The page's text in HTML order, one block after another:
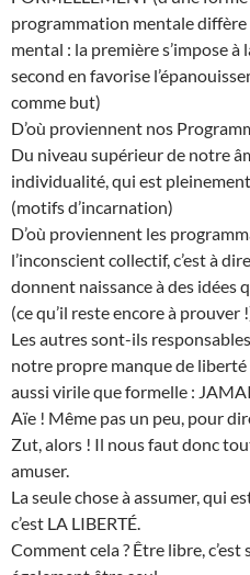
programmation mentale
mental : la première s’impose à
second en favorise
comme but)
D’où proviennent nos
Du niveau supérieur de notre
individualité, qui est
(motifs d’incarnation)
D’où proviennent les
l’inconscient collectif, c’est à
donnent naissance à des idées
(ce qu’il reste encore à prouver
Les autres sont-ils
notre propre manque de liberté
aussi virile que formelle :
Aïe ! Même pas un peu, pour
Zut, alors ! Il nous faut donc
amuser.
La seule chose à assumer, qui
c’est LA LIBERTÉ.
Comment cela ? Être libre, c’est